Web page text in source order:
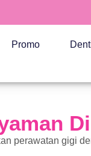
Promo
perawatan gigi